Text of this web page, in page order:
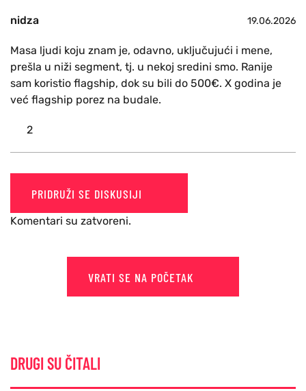
nidza 19.06.2026
Masa ljudi koju znam je, odavno, uključujući i mene,
prešla u niži segment, tj. u nekoj sredini smo. Ranije
sam koristio flagship, dok su bili do 500€. X godina je
već flagship porez na budale.
2
PRIDRUŽI SE DISKUSIJI
Komentari su zatvoreni.
VRATI SE NA POČETAK
DRUGI SU ČITALI